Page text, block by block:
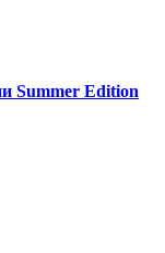
Summer Edition